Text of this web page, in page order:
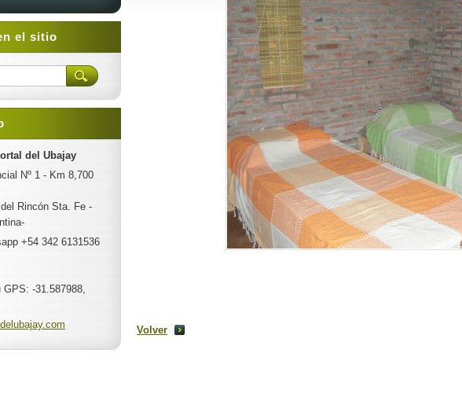
Volver
el sitio
del Ubajay
Nº 1 - Km 8,700
Rincón Sta. Fe -
+54 342 6131536
GPS: -31.587988,
ajay.com